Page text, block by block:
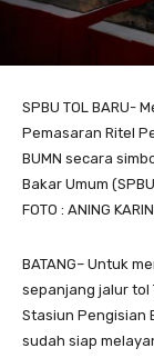
SPBU TOL BARU-
Pemasaran Ritel
BUMN secara
Bakar Umum
FOTO : ANING
BATANG– Untuk
sepanjang jalur tol
Stasiun Pengisian
sudah siap